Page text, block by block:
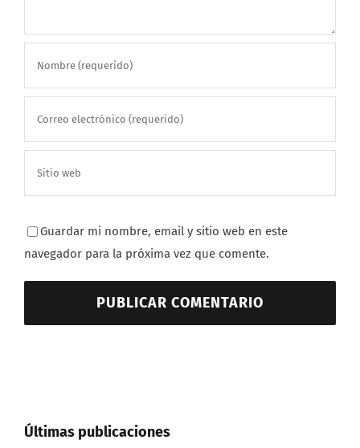
Guardar mi nombre, email y sitio web en este
navegador para la próxima vez que comente.
Últimas publicaciones